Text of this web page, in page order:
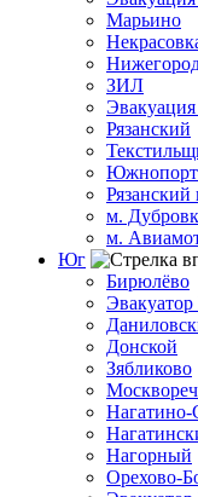
Марьино
ЗИЛ
Рязанский
Рязанский
м.
м.
Юг
Бирюлёво
Эвакуатор
Донской
Зябликово
Нагорный
Орехово-